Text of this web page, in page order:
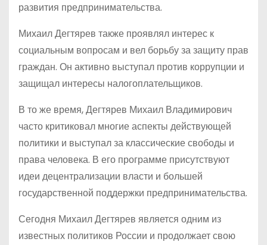
развития предпринимательства.
Михаил Дегтярев также проявлял интерес к
социальным вопросам и вел борьбу за защиту прав
граждан. Он активно выступал против коррупции и
защищал интересы налогоплательщиков.
В то же время, Дегтярев Михаил Владимирович
часто критиковал многие аспекты действующей
политики и выступал за классические свободы и
права человека. В его программе присутствуют
идеи децентрализации власти и большей
государственной поддержки предпринимательства.
Сегодня Михаил Дегтярев является одним из
известных политиков России и продолжает свою